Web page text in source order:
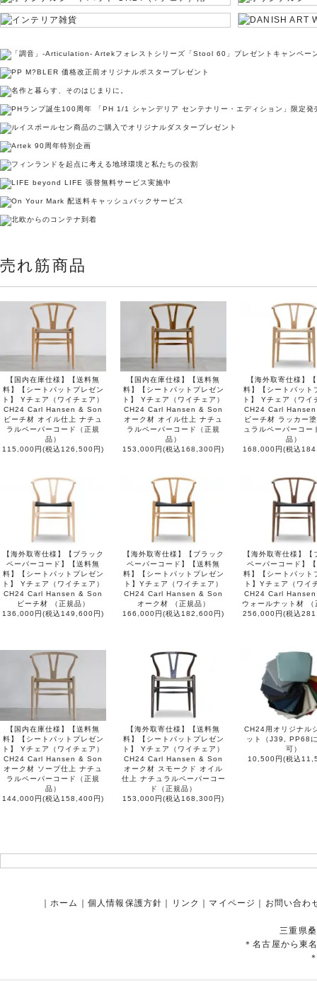
売れ筋商品
【国内在庫仕様】【送料無
料】【シートパットプレゼン
ト】 Yチェア（ワイチェア）
CH24 Carl Hansen & Son
ビーチ材 オイル仕上 ナチュ
ラルペーパーコード（正規
品）
115,000円(税込126,500円)
【国内在庫仕様】【送料無
料】【シートパットプレゼン
ト】 Yチェア（ワイチェア）
CH24 Carl Hansen & Son
オーク材 オイル仕上 ナチュ
ラルペーパーコード（正規
品）
153,000円(税込168,300円)
【海外取寄仕様】
料】【シートパット
ト】 Yチェア（ワイ
CH24 Carl
ビーチ材 ラッカー
ュラルペーパーコー
品）
168,000円(税込
【海外取寄仕様】【ブラック
ペーパーコード】【送料無
料】【シートパットプレゼン
ト】 Yチェア（ワイチェア）
CH24 Carl Hansen & Son
ビーチ材 （正規品）
136,000円(税込149,600円)
【海外取寄仕様】【ブラック
ペーパーコード】【送料無
料】【シートパットプレゼン
ト】Yチェア（ワイチェア）
CH24 Carl Hansen & Son
オーク材 （正規品）
166,000円(税込182,600円)
【海外取寄仕様】【
ペーパーコード】
料】【シートパット
ト】Yチェア（ワイ
CH24 Carl
ウォールナット材 （
256,000円(税込
【国内在庫仕様】【送料無
料】【シートパットプレゼン
ト】 Yチェア（ワイチェア）
CH24 Carl Hansen & Son
オーク材 ソープ仕上 ナチュ
ラルペーパーコード（正規
品）
144,000円(税込158,400円)
【海外取寄仕様】【送料無
料】【シートパットプレゼン
ト】 Yチェア（ワイチェア）
CH24 Carl Hansen & Son
オーク材 スモークド オイル
仕上 ナチュラルペーパーコー
ド（正規品）
153,000円(税込168,300円)
CH24用オリジナル
ット（J39, PP68
可）
10,500円(税込
｜ ホーム ｜ 個人情報保護方針 ｜ リンク ｜ マイページ ｜ お問い合わ
三重県
＊名古屋から東